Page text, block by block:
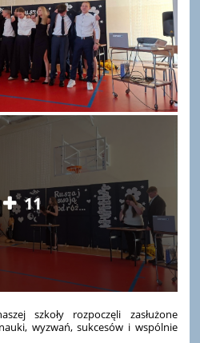
11
szkoły rozpoczęli zasłużone
wyzwań, sukcesów i wspólnie